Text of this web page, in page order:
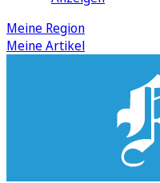
Meine Region
Meine Artikel